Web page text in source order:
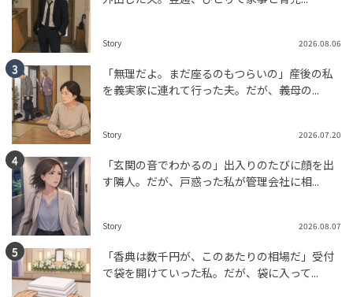
Story 2026.08.06
「無理だよ。まだ座るのもつらいの」産後の私
を義実家に連れて行った夫。だが、義母の...
Story 2026.07.20
「玄関の音でわかるの」出入りのたびに顔を出
す隣人。だが、戸惑った私が管理会社に相...
Story 2026.08.07
「香典は数千円が、このあたりの相場だ」受付
で袋を開けていった私。だが、袋に入って...